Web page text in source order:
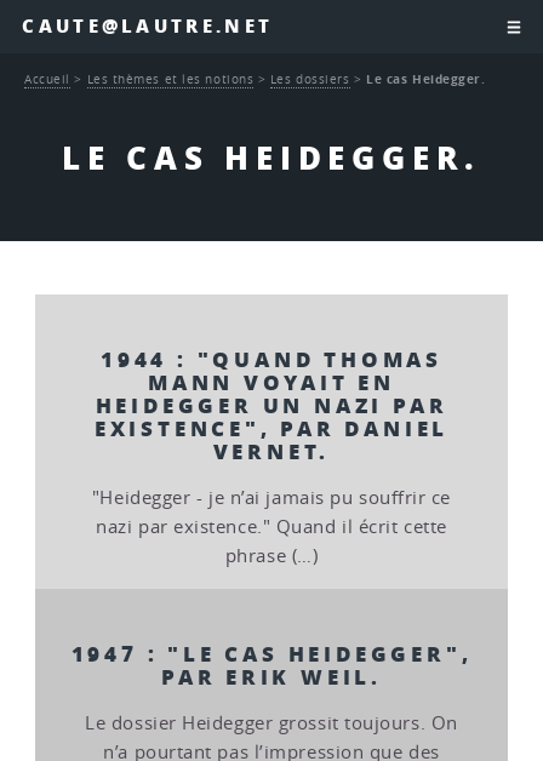
CAUTE@LAUTRE.NET
LE CAS HEIDEGGER.
Accueil > Les thèmes et les notions > Les dossiers > Le cas Heidegger.
1944 : "QUAND THOMAS
MANN VOYAIT EN
HEIDEGGER UN NAZI PAR
EXISTENCE", PAR DANIEL
VERNET.
"Heidegger - je n’ai jamais pu souffrir ce
nazi par existence." Quand il écrit cette
phrase (…)
1947 : "LE CAS HEIDEGGER",
PAR ERIK WEIL.
Le dossier Heidegger grossit toujours. On
n’a pourtant pas l’impression que des